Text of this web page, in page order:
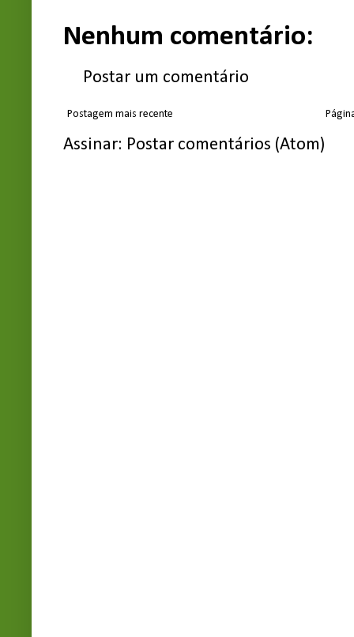
Nenhum comentário:
Postar um comentário
Postagem mais recente
Assinar: Postar comentários (Atom)